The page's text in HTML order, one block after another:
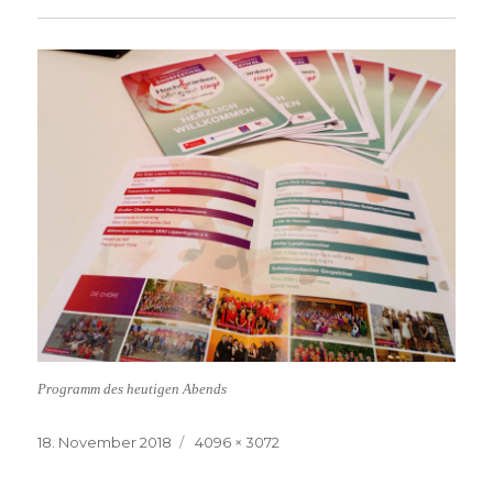
Programm des heutigen Abends
Veröffentlicht
18. November 2018
Volle
4096 × 3072